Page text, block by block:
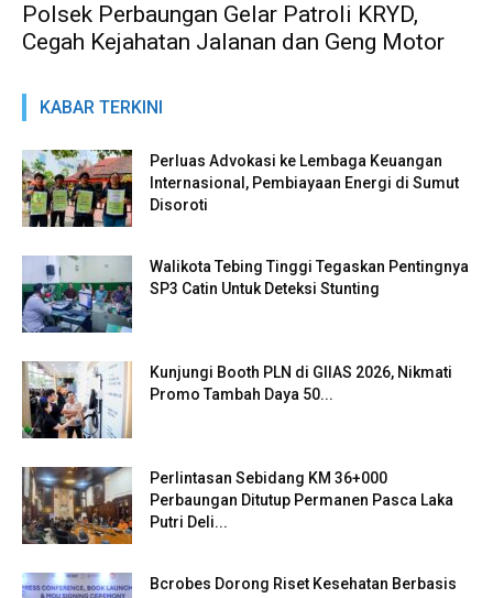
Polsek Perbaungan Gelar Patroli KRYD,
Cegah Kejahatan Jalanan dan Geng Motor
KABAR TERKINI
Perluas Advokasi ke Lembaga Keuangan
Internasional, Pembiayaan Energi di Sumut
Disoroti
Walikota Tebing Tinggi Tegaskan Pentingnya
SP3 Catin Untuk Deteksi Stunting
Kunjungi Booth PLN di GIIAS 2026, Nikmati
Promo Tambah Daya 50...
Perlintasan Sebidang KM 36+000
Perbaungan Ditutup Permanen Pasca Laka
Putri Deli...
Bcrobes Dorong Riset Kesehatan Berbasis